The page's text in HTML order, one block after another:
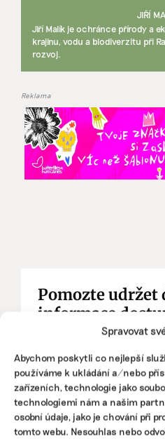
Spravovat
Abychom poskytli co nejlepší
používáme k ukládání a/nebo
zařízeních, technologie jako
technologiemi nám a našim
osobní údaje, jako je chování při
tomto webu. Nesouhlas nebo
JIŘÍ
Jiří Malík je ochránce přírody a
krajinu, vodu a biodiverzitu při
rozvoj.
Reklama
Pomozte udržet
informace
Díky vaší podpoře se
která by jinak nevznikla.
Přispějte na vznik